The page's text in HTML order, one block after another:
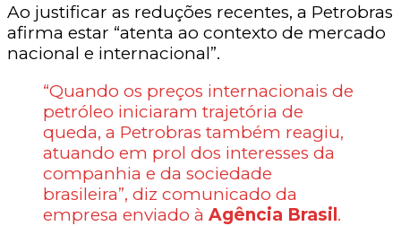
Ao justificar as reduções recentes, a Petrobras
afirma estar “atenta ao contexto de mercado
nacional e internacional”.
“Quando os preços internacionais de
petróleo iniciaram trajetória de
queda, a Petrobras também reagiu,
atuando em prol dos interesses da
companhia e da sociedade
brasileira”, diz comunicado da
empresa enviado à Agência Brasil .